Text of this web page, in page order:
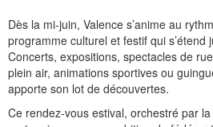
Dès la mi-juin, Valence s’anime au
programme culturel et festif qui s’étend
Concerts, expositions, spectacles de
plein air, animations sportives ou
apporte son lot de découvertes.
Ce rendez-vous estival, orchestré par